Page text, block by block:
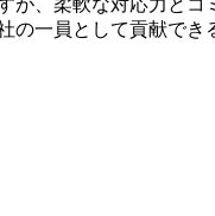
が、柔軟な対応力とコ
の一員として貢献でき